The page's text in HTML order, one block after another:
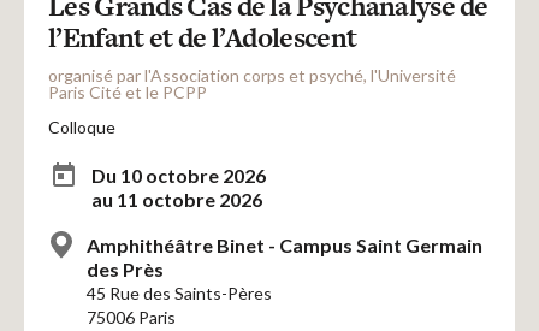
l’Enfant et de l’Adolescent
organisé par l'Association corps et psyché, l'Université
Paris Cité et le PCPP
Colloque
Du 10 octobre 2026
au 11 octobre 2026
Amphithéâtre Binet - Campus Saint Germain
des Près
45 Rue des Saints-Pères
75006 Paris